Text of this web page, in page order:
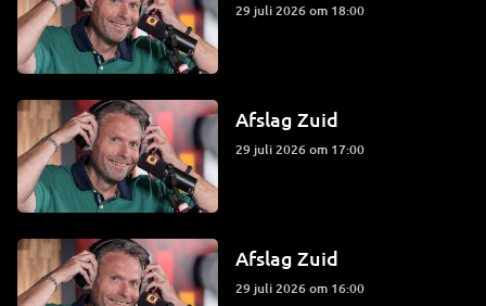
29 juli 2026 om 18:00
Afslag Zuid
29 juli 2026 om 17:00
Afslag Zuid
29 juli 2026 om 16:00